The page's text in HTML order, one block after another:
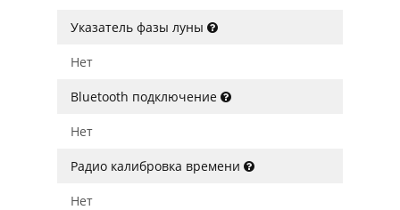
Указатель фазы луны
Нет
Bluetooth подключение
Нет
Радио калибровка времени
Нет